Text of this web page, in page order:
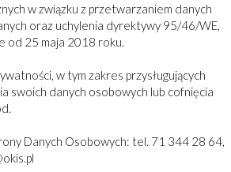
w związku z przetwarzaniem danych
oraz uchylenia dyrektywy 95/46/WE,
od 25 maja 2018 roku.
w tym zakres przysługujących
swoich danych osobowych lub cofnięcia
Danych Osobowych: tel. 71 344 28 64,